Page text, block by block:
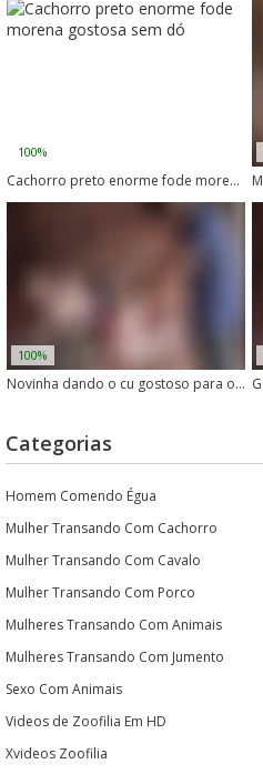
100%
Cachorro preto enorme fode morena gostosa sem dó
100%
Novinha dando o cu gostoso para o cachorro tarado
Categorias
Homem Comendo Égua
Mulher Transando Com Cachorro
Mulher Transando Com Cavalo
Mulher Transando Com Porco
Mulheres Transando Com Animais
Mulheres Transando Com Jumento
Sexo Com Animais
Videos de Zoofilia Em HD
Xvideos Zoofilia